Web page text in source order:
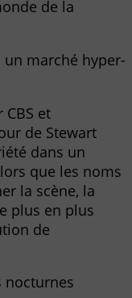
de la
un marché hyper-
CBS et
de Stewart
dans un
que les noms
la scène, la
plus en plus
de
nocturnes